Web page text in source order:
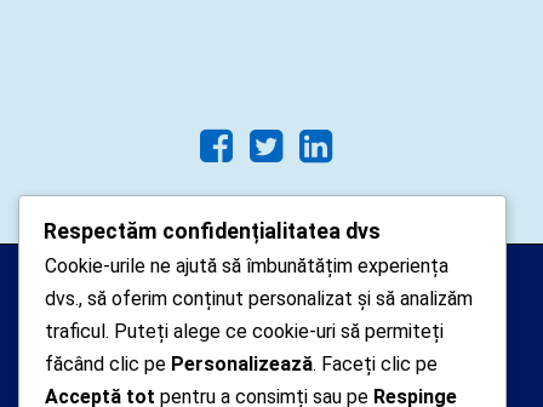
Arhipelago Interactive © 2010-
2024. Toate drepturile rezervate.
Datele cu caracter personal
colectate pe acest site sunt administrate de un
Respectăm confidențialitatea dvs
Cookie-urile ne ajută să îmbunătățim experiența
dvs., să oferim conținut personalizat și să analizăm
traficul. Puteți alege ce cookie-uri să permiteți
făcând clic pe Personalizează. Faceți clic pe
Acceptă tot pentru a consimți sau pe Respinge